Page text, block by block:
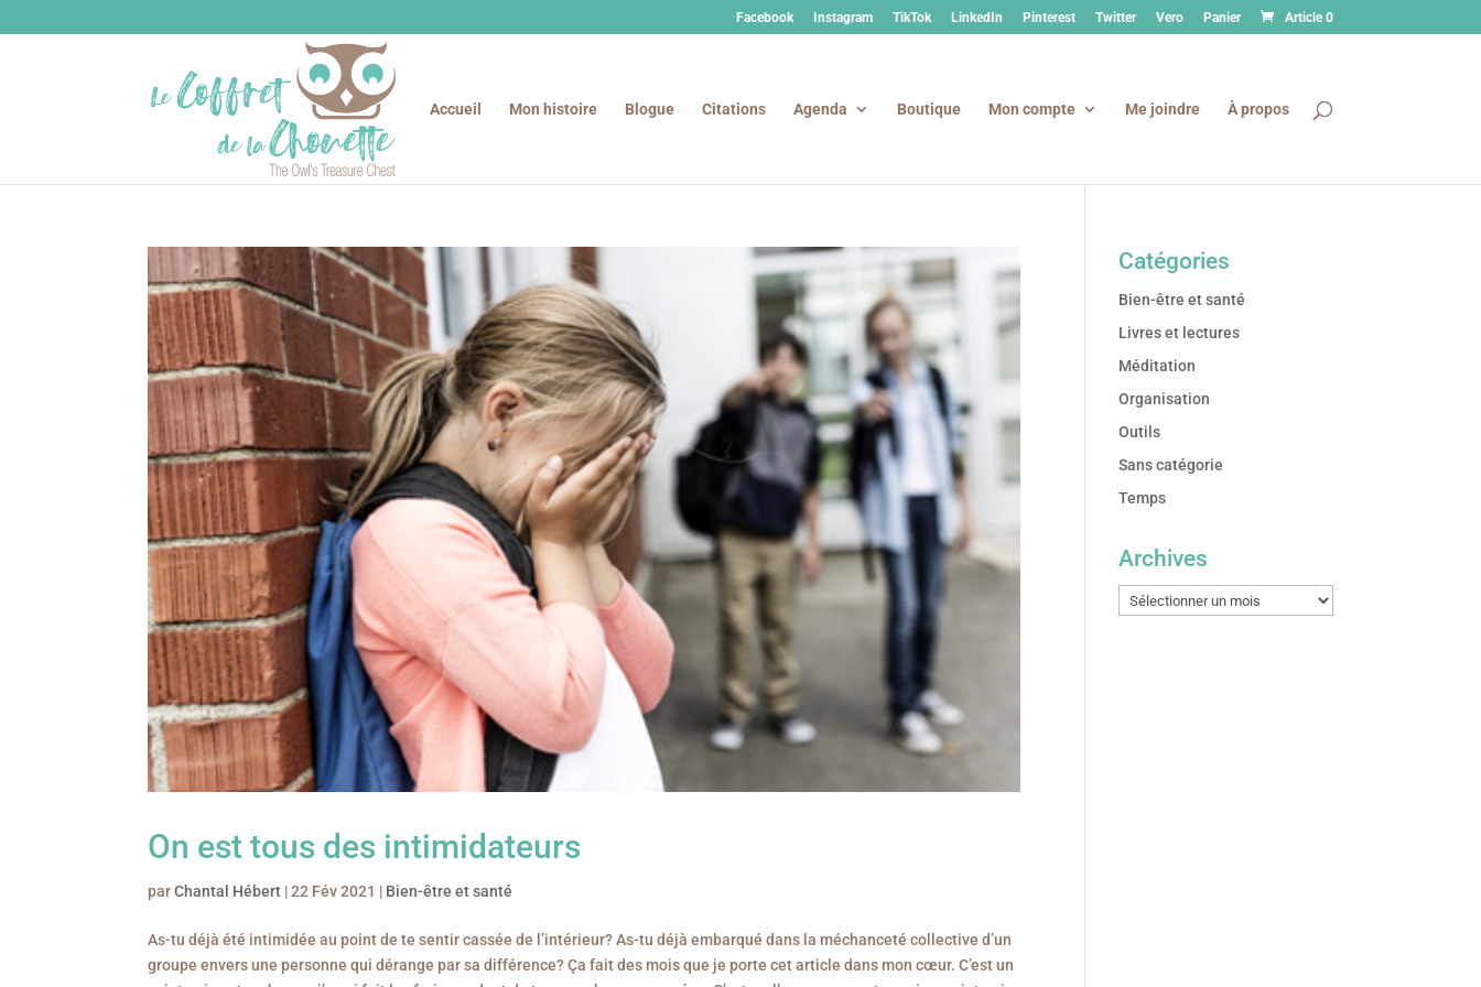
Facebook Instagram TikTok LinkedIn Pinterest Twitter Vero Panier Article 0
Accueil Mon histoire Blogue Citations Agenda Boutique Mon compte Me joindre À propos
On est tous des intimidateurs
parChantal Hébert |22 Fév 2021 | Bien-être et santé
As-tu déjà été intimidée au point de te sentir cassée de l’intérieur? As-tu déjà embarqué dans la méchanceté collective d’un
groupe envers une personne qui dérange par sa différence? Ça fait des mois que je porte cet article dans mon cœur. C’est un
Catégories
Bien-être et santé
Livres et lectures
Méditation
Organisation
Outils
Sans catégorie
Temps
Archives
Archives